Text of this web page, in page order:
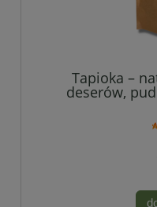
Tapioka –
deserów,